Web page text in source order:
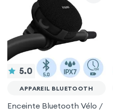
5.0
APPAREIL BLUETOOTH
Enceinte Bluetooth Vélo /